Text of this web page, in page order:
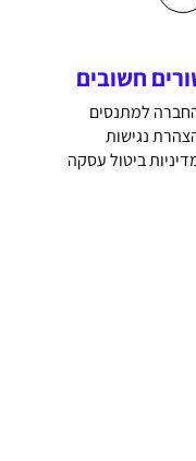
חשובים
למתנסים
נגישות
ביטול עסקה